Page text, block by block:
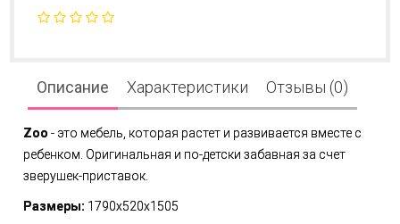
Описание Характеристики Отзывы (0)
Zoo- это мебель, которая растет и развивается вместе с
ребенком. Оригинальная и по-детски забавная за счет
зверушек-приставок.
Размеры: 1790x520x1505